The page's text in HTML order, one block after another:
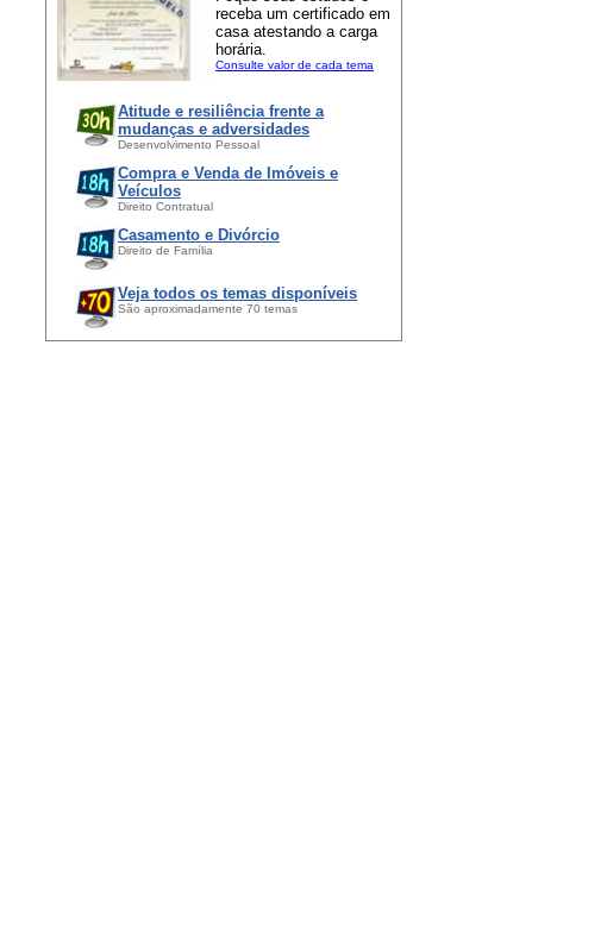
receba um certificado em
casa atestando a carga
horária.
Consulte valor de cada tema
Atitude e resiliência frente a
mudanças e adversidades
Desenvolvimento Pessoal
Compra e Venda de Imóveis e
Veículos
Direito Contratual
Casamento e Divórcio
Direito de Família
Veja todos os temas disponíveis
São aproximadamente 70 temas